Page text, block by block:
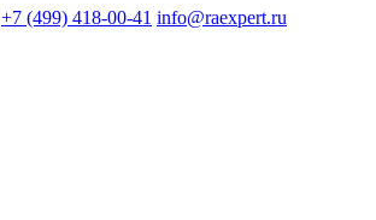
+7 (499) 418-00-41 info@raexpert.ru